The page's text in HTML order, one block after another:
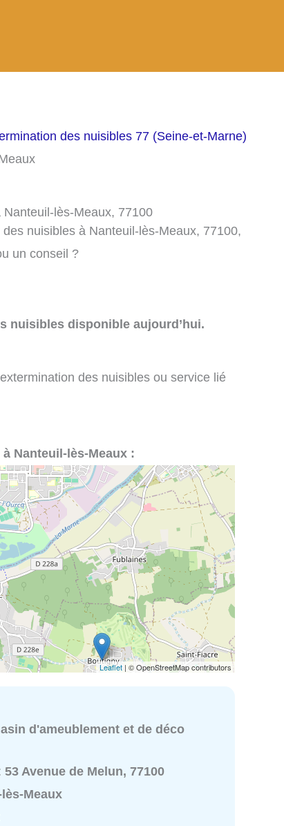
des nuisibles 77 (Seine-et-Marne)
lès-Meaux, 77100
nuisibles à Nanteuil-lès-Meaux, 77100,
un conseil ?
nuisibles disponible aujourd’hui.
des nuisibles ou service lié
Nanteuil-lès-Meaux :
Leaflet | © OpenStreetMap contributors
d'ameublement et de déco
53 Avenue de Melun, 77100
Meaux